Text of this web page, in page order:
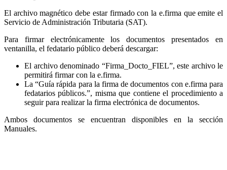
El archivo magnético debe estar firmado con la e.firma que emite el
Servicio de Administración Tributaria (SAT).
Para firmar electrónicamente los documentos presentados en
ventanilla, el fedatario público deberá descargar:
El archivo denominado “Firma_Docto_FIEL”, este archivo le
permitirá firmar con la e.firma.
La “Guía rápida para la firma de documentos con e.firma para
fedatarios públicos.”, misma que contiene el procedimiento a
seguir para realizar la firma electrónica de documentos.
Ambos documentos se encuentran disponibles en la sección
Manuales.